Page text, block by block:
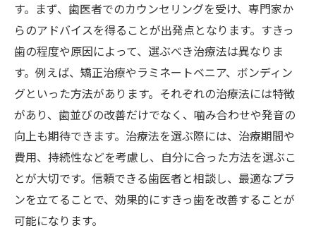
す。まず、歯医者でのカウンセリングを受け、専門家か
らのアドバイスを得ることが出発点となります。すきっ
歯の程度や原因によって、選ぶべき治療法は異なりま
す。例えば、矯正治療やラミネートベニア、ボンディン
グといった方法があります。それぞれの治療法には特徴
があり、歯並びの改善だけでなく、噛み合わせや発音の
向上も期待できます。治療法を選ぶ際には、治療期間や
費用、持続性などを考慮し、自分に合った方法を選ぶこ
とが大切です。信頼できる歯医者と相談し、最適なプラ
ンを立てることで、効果的にすきっ歯を改善することが
可能になります。